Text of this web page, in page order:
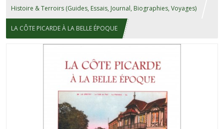
Histoire & Terroirs (Guides, Essais, Journal, Biographies, Voyages)
LA CÔTE PICARDE À LA BELLE ÉPOQUE